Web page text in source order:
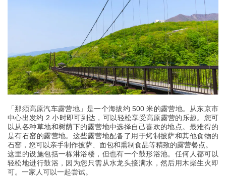
「那须高原汽车露营地」是一个海拔约 500 米的露营地。从东京市
中心出发约 2 小时即可到达，可以轻松享受高原露营的乐趣。您可
以从各种草地和树荫下的露营地中选择自己喜欢的地点。最难得的
是有石窑的露营地。这些露营地配备了用于烤制披萨和其他食物的
石窑，您可以亲手制作披萨、面包和熏制食品等精致的露营餐点。
这里的设施包括一栋淋浴楼，但也有一个鼓形浴池。任何人都可以
轻松地进行鼓浴，因为您只需从水龙头接满水，然后用木柴生火即
可。一家人可以一起尝试。